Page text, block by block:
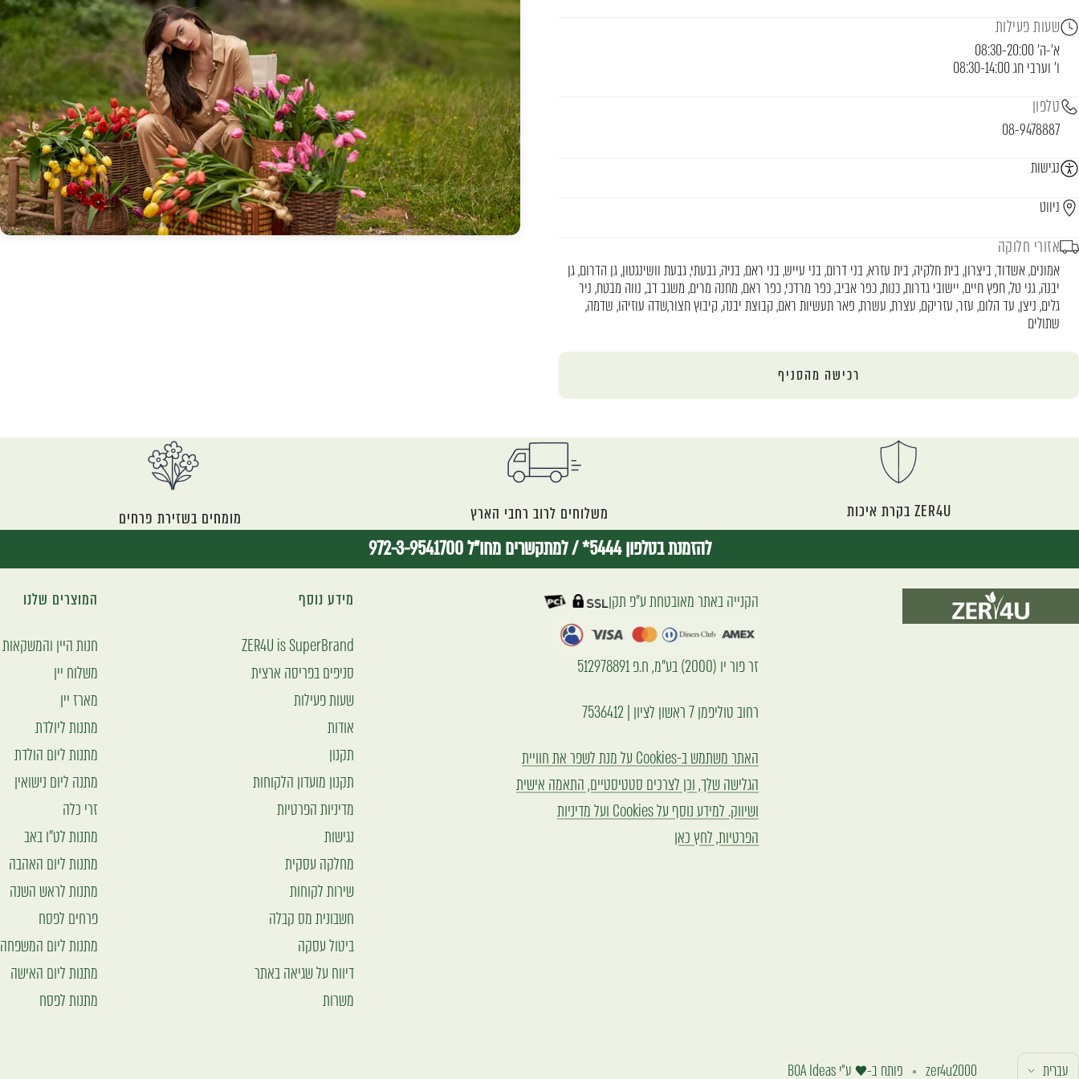
שעות פעילות
ו' וערבי חג 08:30-14:00
טלפון
08-9478887
נגישות
ניווט
אזורי חלוקה
אמונים, אשדוד, ביצרון, בית חלקיה, בית עזרא, בני דרום, בני עייש, בני ראם, בניה, גבעתי, גבעת וושינגטון, גן הדרום, גן
יבנה, גני טל, חפץ חיים, יישובי גדרות, כנות, כפר אביב, כפר מרדכי, כפר ראם, מחנה מרים, משגב דב, נווה מבטח, ניר
גלים, ניצן, עד הלום, עזר, עזריקם, עצרת, עשרת, פאר תעשיות ראם, קבוצת יבנה, קיבוץ חצור,שדה עוזיהו, שדמה,
שתולים
רכישה מהסניף
ZER4U בקרת איכות משלוחים לרוב רחבי הארץ מומחים בשזירת פרחים
להזמנת בטלפון 5444* /למתקשרים מחו"ל 972-3-9541700
הקנייה באתר מאובטחת ע״פ תקן
זר פור יו (2000) בע"מ, ח.פ 512978891
רחוב טוליפמן 7 ראשון לציון | 7536412
האתר משתמש ב-Cookies על מנת לשפר את חוויית
הגלישה שלך, וכן לצרכים סטטיסטיים, התאמה אישית
ושיווק. למידע נוסף על Cookies ועל מדיניות
הפרטיות, לחץ כאן
מידע נוסף
ZER4U is SuperBrand
סניפים בפריסה ארצית
שעות פעילות
אודות
תקנון
תקנון מועדון הלקוחות
מדיניות הפרטיות
נגישות
מחלקה עסקית
שירות לקוחות
חשבונית מס קבלה
ביטול עסקה
דיווח על שגיאה באתר
משרות
המוצרים שלנו
חנות היין והמשקאות
משלוח יין
מארז יין
מתנות ליולדת
מתנות ליום הולדת
מתנה ליום נישואין
זרי כלה
מתנות לט"ו באב
מתנות ליום האהבה
מתנות לראש השנה
פרחים לפסח
מתנות ליום המשפחה
מתנות ליום האישה
מתנות לפסח
שפהעברית zer4u2000 פותח ב-♥️ ע״יBOA Ideas